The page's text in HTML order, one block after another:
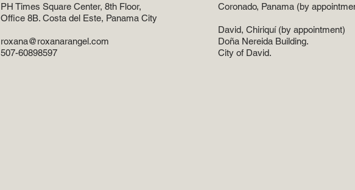
PH Times Square Center, 8th Floor,
Office 8B. Costa del Este, Panama City
roxana@roxanarangel.com
507-60898597
Coronado, Panama (by
David, Chiriquí (by appointment)
Doña Nereida Building.
City of David.